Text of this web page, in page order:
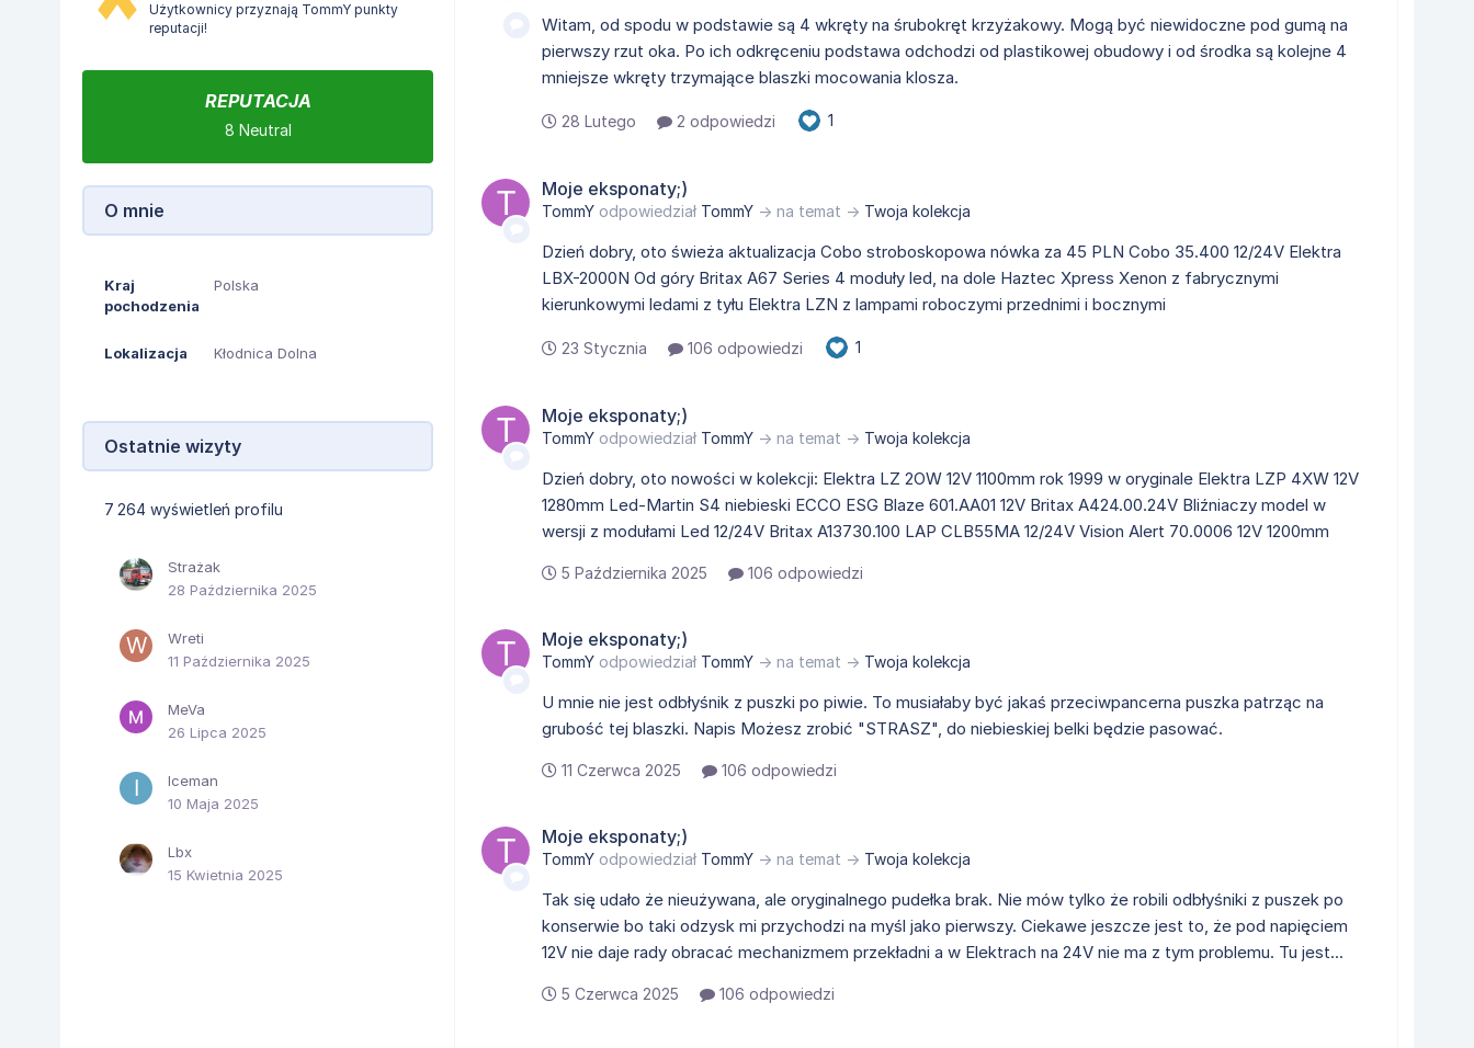
Użytkownicy przyznają TommY punkty
reputacji!
REPUTACJA
8 Neutral
O mnie
Kraj
pochodzenia
Polska
Lokalizacja Kłodnica Dolna
Ostatnie wizyty
7 264 wyświetleń profilu
Strażak
28 Października 2025
Wreti
11 Października 2025
MeVa
26 Lipca 2025
Iceman
10 Maja 2025
Lbx
15 Kwietnia 2025
Witam, od spodu w podstawie są 4 wkręty na śrubokręt krzyżakowy. Mogą być niewidoczne pod gumą na
pierwszy rzut oka. Po ich odkręceniu podstawa odchodzi od plastikowej obudowy i od środka są kolejne 4
mniejsze wkręty trzymające blaszki mocowania klosza.
28 Lutego 2 odpowiedzi 1
Moje eksponaty;)
TommY odpowiedział TommY → na temat → Twoja kolekcja
Dzień dobry, oto świeża aktualizacja Cobo stroboskopowa nówka za 45 PLN Cobo 35.400 12/24V Elektra
LBX-2000N Od góry Britax A67 Series 4 moduły led, na dole Haztec Xpress Xenon z fabrycznymi
kierunkowymi ledami z tyłu Elektra LZN z lampami roboczymi przednimi i bocznymi
23 Stycznia 106 odpowiedzi 1
Moje eksponaty;)
TommY odpowiedział TommY → na temat → Twoja kolekcja
Dzień dobry, oto nowości w kolekcji: Elektra LZ 2OW 12V 1100mm rok 1999 w oryginale Elektra LZP 4XW 12V
1280mm Led-Martin S4 niebieski ECCO ESG Blaze 601.AA01 12V Britax A424.00.24V Bliźniaczy model w
wersji z modułami Led 12/24V Britax A13730.100 LAP CLB55MA 12/24V Vision Alert 70.0006 12V 1200mm
5 Października 2025 106 odpowiedzi
Moje eksponaty;)
TommY odpowiedział TommY → na temat → Twoja kolekcja
U mnie nie jest odbłyśnik z puszki po piwie. To musiałaby być jakaś przeciwpancerna puszka patrząc na
grubość tej blaszki. Napis Możesz zrobić "STRASZ", do niebieskiej belki będzie pasować.
11 Czerwca 2025 106 odpowiedzi
Moje eksponaty;)
TommY odpowiedział TommY → na temat → Twoja kolekcja
Tak się udało że nieużywana, ale oryginalnego pudełka brak. Nie mów tylko że robili odbłyśniki z puszek po
konserwie bo taki odzysk mi przychodzi na myśl jako pierwszy. Ciekawe jeszcze jest to, że pod napięciem
12V nie daje rady obracać mechanizmem przekładni a w Elektrach na 24V nie ma z tym problemu. Tu jest...
5 Czerwca 2025 106 odpowiedzi